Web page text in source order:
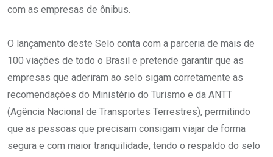
com as empresas de ônibus.
O lançamento deste Selo conta com a parceria de mais de
100 viações de todo o Brasil e pretende garantir que as
empresas que aderiram ao selo sigam corretamente as
recomendações do Ministério do Turismo e da ANTT
(Agência Nacional de Transportes Terrestres), permitindo
que as pessoas que precisam consigam viajar de forma
segura e com maior tranquilidade, tendo o respaldo do selo